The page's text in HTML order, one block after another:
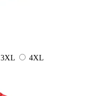
3XL
4XL